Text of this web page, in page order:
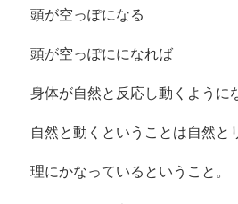
頭が空っぽになる
頭が空っぽにになれば
身体が自然と反応し動くように
自然と動くということは自然と
理にかなっているということ。